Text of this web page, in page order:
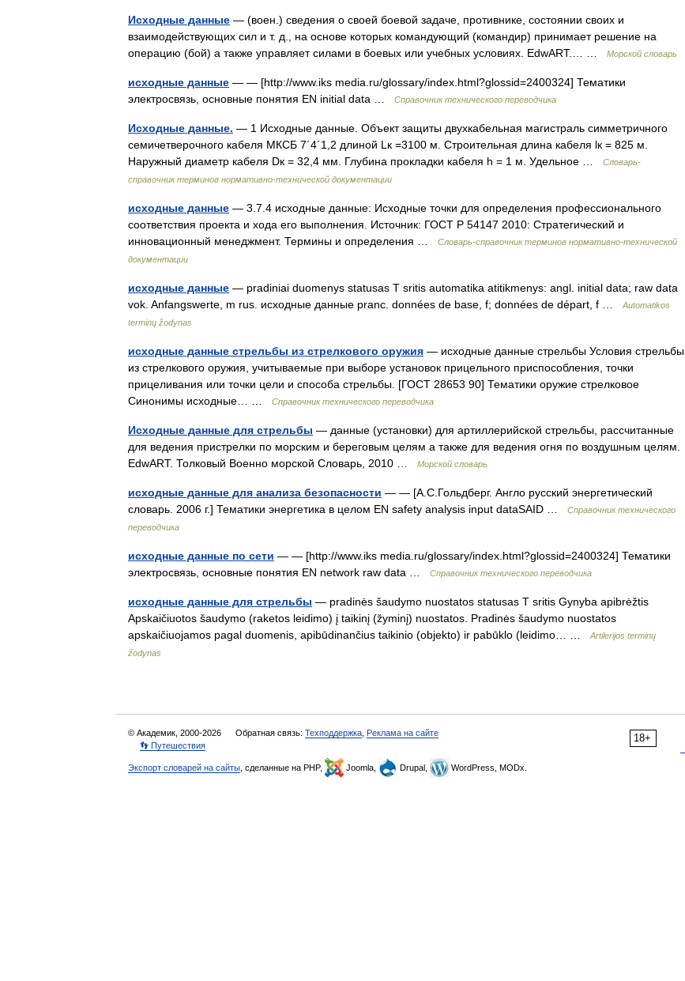
Исходные данные — (воен.) сведения о своей боевой задаче, противнике, состоянии своих и
взаимодействующих сил и т. д., на основе которых командующий (командир) принимает решение на
операцию (бой) а также управляет силами в боевых или учебных условиях. EdwART.… …
Морской словарь
исходные данные — — [http://www.iks media.ru/glossary/index.html?glossid=2400324] Тематики
электросвязь, основные понятия EN initial data …
Справочник технического переводчика
Исходные данные. — 1 Исходные данные. Объект защиты двухкабельная магистраль симметричного
семичетверочного кабеля МКСБ 7´4´1,2 длиной Lк =3100 м. Строительная длина кабеля lк = 825 м.
Наружный диаметр кабеля Dк = 32,4 мм. Глубина прокладки кабеля h = 1 м. Удельное …
Словарь-
справочник терминов нормативно-технической документации
исходные данные — 3.7.4 исходные данные: Исходные точки для определения профессионального
соответствия проекта и хода его выполнения. Источник: ГОСТ Р 54147 2010: Стратегический и
инновационный менеджмент. Термины и определения …
Словарь-справочник терминов нормативно-технической
документации
исходные данные — pradiniai duomenys statusas T sritis automatika atitikmenys: angl. initial data; raw data
vok. Anfangswerte, m rus. исходные данные pranc. données de base, f; données de départ, f …
Automatikos
terminų žodynas
исходные данные стрельбы из стрелкового оружия — исходные данные стрельбы Условия стрельбы
из стрелкового оружия, учитываемые при выборе установок прицельного приспособления, точки
прицеливания или точки цели и способа стрельбы. [ГОСТ 28653 90] Тематики оружие стрелковое
Синонимы исходные… …
Справочник технического переводчика
Исходные данные для стрельбы — данные (установки) для артиллерийской стрельбы, рассчитанные
для ведения пристрелки по морским и береговым целям а также для ведения огня по воздушным целям.
EdwART. Толковый Военно морской Словарь, 2010 …
Морской словарь
исходные данные для анализа безопасности — — [А.С.Гольдберг. Англо русский энергетический
словарь. 2006 г.] Тематики энергетика в целом EN safety analysis input dataSAID …
Справочник технического
переводчика
исходные данные по сети — — [http://www.iks media.ru/glossary/index.html?glossid=2400324] Тематики
электросвязь, основные понятия EN network raw data …
Справочник технического переводчика
исходные данные для стрельбы — pradinės šaudymo nuostatos statusas T sritis Gynyba apibrėžtis
Apskaičiuotos šaudymo (raketos leidimo) į taikinį (žyminį) nuostatos. Pradinės šaudymo nuostatos
apskaičiuojamos pagal duomenis, apibūdinančius taikinio (objekto) ir pabūklo (leidimo… …
Artilerijos terminų
žodynas
18+
© Академик, 2000-2026 Обратная связь: Техподдержка Реклама на сайте
👣 Путешествия
Экспорт словарей на сайты , сделанные на PHP, Joomla, Drupal, WordPress, MODx.